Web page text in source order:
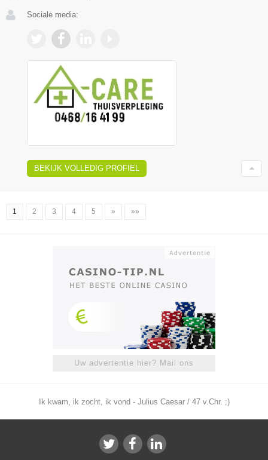
Sociale media:
BEKIJK VOLLEDIG PROFIEL
1 2 3 4 5 » »»
Uw advertentie hier? Mail ons
Ik kwam, ik zocht, ik vond - Julius Caesar / 47 v.Chr. ;)